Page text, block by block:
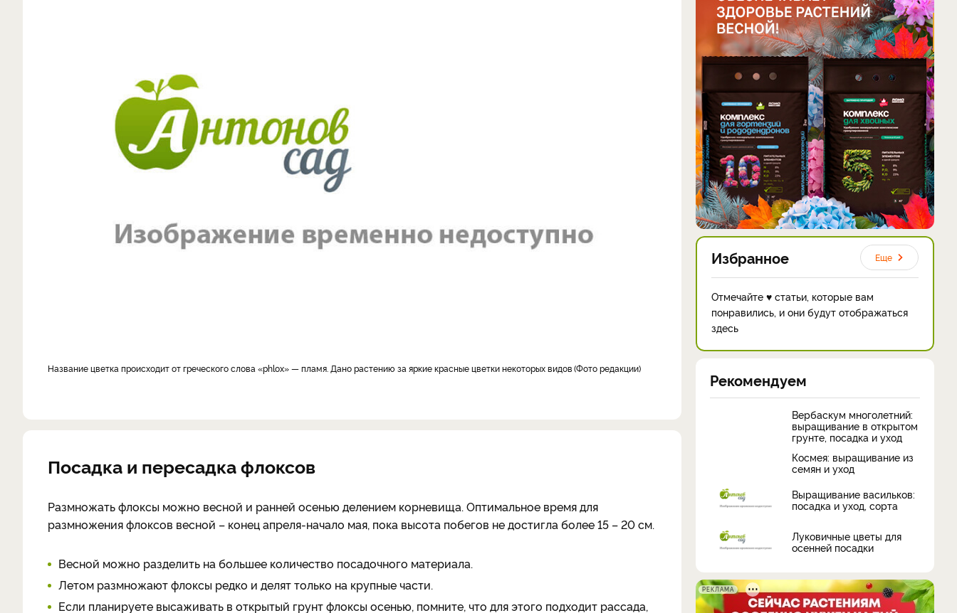
Название цветка происходит от греческого слова «phlox» — пламя. Дано растению за яркие красные цветки некоторых видов Фото редакции
Посадка и пересадка флоксов
Размножать флоксы можно весной и ранней осенью делением корневища. Оптимальное время для
размножения флоксов весной – конец апреля-начало мая, пока высота побегов не достигла более 15 – 20 см.
Весной можно разделить на большее количество посадочного материала.
Летом размножают флоксы редко и делят только на крупные части.
Если планируете высаживать в открытый грунт флоксы осенью, помните, что для этого подходит рассада,
Избранное Еще
Отмечайте ♥ статьи, которые вам
понравились, и они будут отображаться
здесь
Рекомендуем
Вербаскум многолетний:
выращивание в открытом
грунте, посадка и уход
Космея: выращивание из
семян и уход
Выращивание васильков:
посадка и уход, сорта
Луковичные цветы для
осенней посадки
РЕКЛАМА